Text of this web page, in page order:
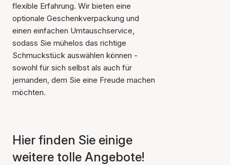
flexible Erfahrung. Wir bieten eine
optionale Geschenkverpackung und
einen einfachen Umtauschservice,
sodass Sie mühelos das richtige
Schmuckstück auswählen können -
sowohl für sich selbst als auch für
jemanden, dem Sie eine Freude machen
möchten.
Hier finden Sie einige
weitere tolle Angebote!